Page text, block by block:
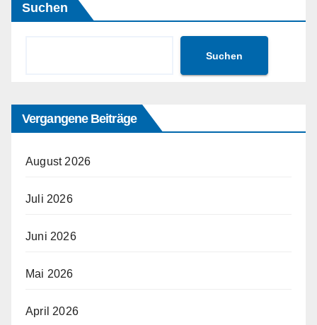
Suchen
Suchen
Vergangene Beiträge
August 2026
Juli 2026
Juni 2026
Mai 2026
April 2026